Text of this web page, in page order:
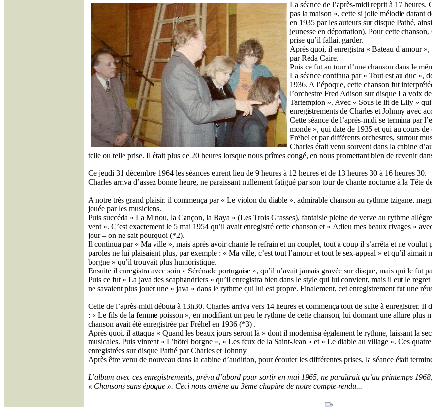
La séance de l’après-midi reprit à 17
pas la maison », cette si jolie mélodie datant
en 1935 par les auteurs sur disque Pathé,
jeunesse en déportation). Pour cette
prise qu’il fallait garder.
Après quoi, il enregistra « Bateau d’amour
par Réda Caire.
Puis ce fut au tour d’une chanson dans le
La séance continua par « Tout est au duc »,
1936. A l’époque, cette chanson fut
l’orchestre Fred Adison sur disque La voix
Tartempion ». Avec « Sous le lit de Lily » qui
enregistrements de Charles et Johnny avec
Cette séance de l’après-midi se termina par
monde », qui date de 1935 et qui au cours de
Fréhel et par différents orchestres, surtout
Charles était venu souvent dans la cabine
telle ou telle prise. Il était plus de 20 heures lorsque nous prîmes congé, en nous promettant bien de revenir
Ce jeudi 31 décembre 1964 les séances eurent lieu de 9 heures à 12 heures et de 13 heures 30 à 16 heures 30.
Charles arriva d’assez bonne heure, ne paraissant nullement fatigué par son tour de chante nocturne à la Tête
A notre très grand plaisir, il commença par « Le violon du diable », admirable chanson au rythme tzigane,
jouée par les musiciens.
Puis succéda « La Minou, la Cançon, la Baya » (Les Trois Grasses), fantaisie pleine de verve au rythme
vent ». C’est exactement le 5 mai 1954 qu’il avait enregistré cette chanson et « Adieu mes beaux rivages »
jour – on ne sait pourquoi (*2).
Il continua par « Ma ville », mais après avoir chanté le refrain et un couplet, tout à coup il s’arrêta et ne voulut
paroles ne lui plaisaient plus, par exemple : « Ma ville, c’est tout l’amour et tout le sex-appeal » et qu’il aimait
borgne » qu’il trouvait plus humoristique.
Ensuite il enregistra avec soin « Sérénade portugaise », qu’il n’avait jamais gravée sur disque, mais qui le fut
Puis ce fut « La java des scaphandriers » qu’il enregistra bien dans le style qui lui convient, mais il eut le
ne savaient plus jouer une « java » dans le rythme qui lui est propre. Finalement, cet enregistrement fut une
Celle de l’après-midi débuta à 13h30. Charles arriva vers 14 heures et commença tout de suite à enregistrer. Il
: « Le fils de la femme poisson », en modifiant un peu le rythme de cette chanson, lui donnant une allure plus
chanson avait été enregistrée par Fréhel en 1936 (*3) .
Après quoi, il attaqua « Quand les beaux jours seront là » dont il modernisa également le rythme, laissant la
musicales. Puis vinrent « L’hôtel borgne », « Les feux de la Saint-Jean » et « Le diable au village ». Ces
enregistrées sur disque Pathé par Charles et Johnny.
Après être venu de nouveau dans la cabine d’audition, pour écouter les différentes prises, la séance était
L’album avec ces enregistrements, prévu d’abord pour sortir en mai 1965, ne paraîtrait qu’au printemps
« Chansons sans époque ». Ceci nous amène au 3ème chapitre de notre compte-rendu...